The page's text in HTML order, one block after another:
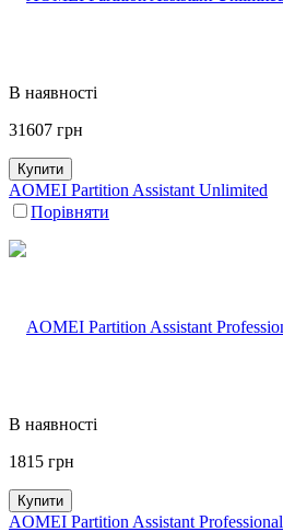
В наявності
31607 грн
Купити
AOMEI Partition Assistant Unlimited
Порівняти
В наявності
1815 грн
Купити
AOMEI Partition Assistant Professional